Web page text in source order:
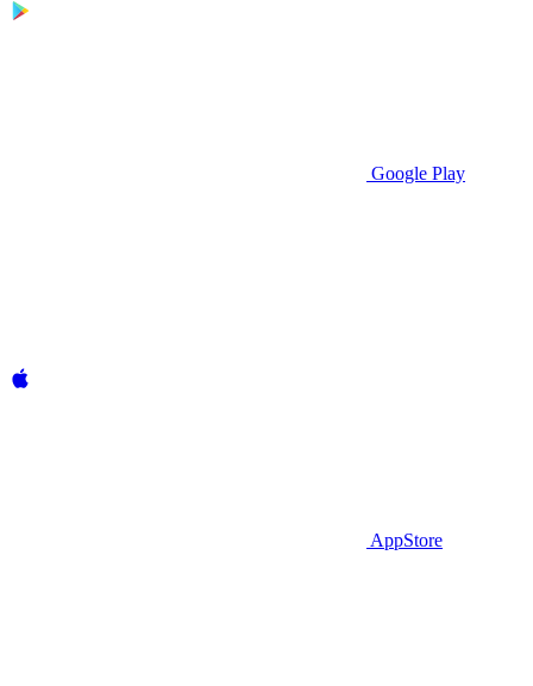
Google Play
AppStore